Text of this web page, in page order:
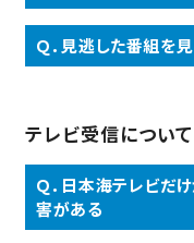
Ｑ．見逃した番組を
テレビ受信について
Ｑ．日本海テレビだ
害がある